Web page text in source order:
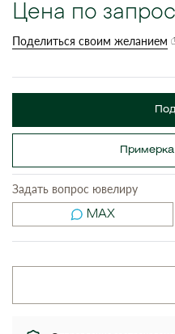
Цена по
Поделиться своим желанием
Примерка
Задать вопрос ювелиру
MAX